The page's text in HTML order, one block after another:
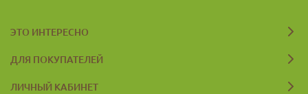
ЭТО ИНТЕРЕСНО
ДЛЯ ПОКУПАТЕЛЕЙ
ЛИЧНЫЙ КАБИНЕТ